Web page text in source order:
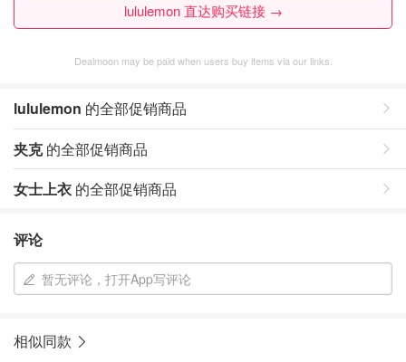
lululemon 直达购买链接 →
Dealmoon may be paid when users buy items via our links.
lululemon 的全部促销商品
夹克的全部促销商品
女士上衣 的全部促销商品
评论
暂无评论，打开App写评论
相似同款